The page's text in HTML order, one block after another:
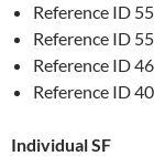
Reference ID
Reference ID
Reference ID
Reference ID
Individual SF